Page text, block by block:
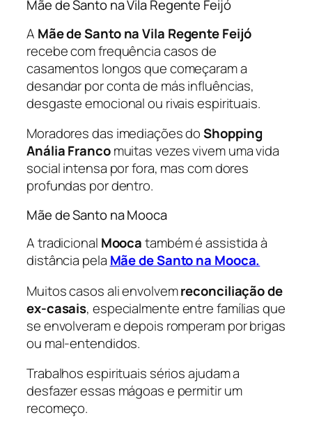
Mãe de Santo na Vila Regente Feijó
A Mãe de Santo na Vila Regente Feijó
recebe com frequência casos de
casamentos longos que começaram a
desandar por conta de más influências,
desgaste emocional ou rivais espirituais.
Moradores das imediações doShopping
Anália Francomuitas vezes vivem uma vida
social intensa por fora, mas com dores
profundas por dentro.
Mãe de Santo na Mooca
A tradicional Moocatambém é assistida à
distância pela Mãe de Santo na Mooca.
Muitos casos ali envolvemreconciliação de
ex-casais, especialmente entre famílias que
se envolveram e depois romperam por brigas
ou mal-entendidos.
Trabalhos espirituais sérios ajudam a
desfazer essas mágoas e permitir um
recomeço.